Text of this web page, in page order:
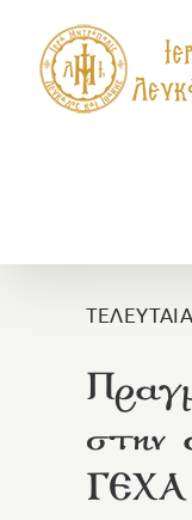
περιεχόμενο
στην
ΓΕΧΑ